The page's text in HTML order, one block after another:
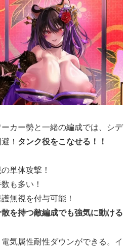
カー勢と一緒の編成では、シデ
！ タンク役をこなせる！！
単体攻撃！
も多い！
無視を付与可能！
を持つ敵編成でも強気に動ける
気属性耐性ダウンができる。イ